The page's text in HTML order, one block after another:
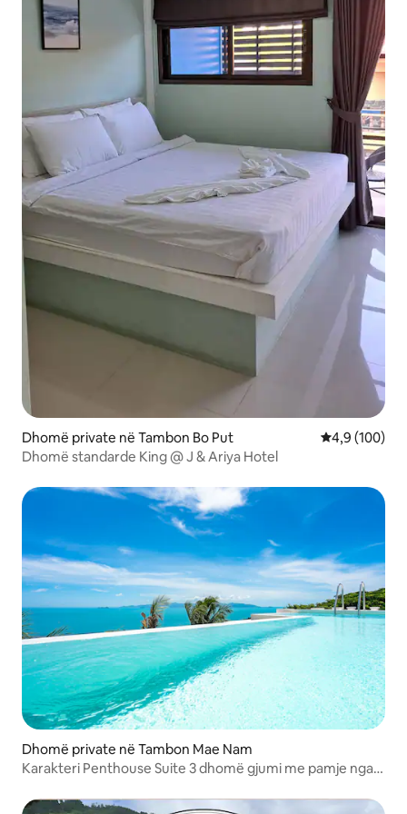
Dhomë private në Tambon Bo Put Vlerësimi
4,9 (100)
Dhomë standarde King @ J & Ariya Hotel
Dhomë private në Tambon Mae Nam
Karakteri Penthouse Suite 3 dhomë gjumi me pamje nga